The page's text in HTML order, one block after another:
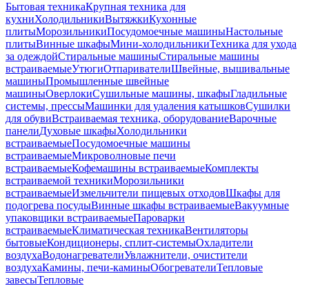
Бытовая техникаКрупная техника для
кухниХолодильникиВытяжкиКухонные
плитыМорозильникиПосудомоечные машиныНастольные
плитыВинные шкафыМини-холодильникиТехника для ухода
за одеждойСтиральные машиныСтиральные машины
встраиваемыеУтюгиОтпаривателиШвейные, вышивальные
машиныПромышленные швейные
машиныОверлокиСушильные машины, шкафыГладильные
системы, прессыМашинки для удаления катышковСушилки
для обувиВстраиваемая техника, оборудованиеВарочные
панелиДуховые шкафыХолодильники
встраиваемыеПосудомоечные машины
встраиваемыеМикроволновые печи
встраиваемыеКофемашины встраиваемыеКомплекты
встраиваемой техникиМорозильники
встраиваемыеИзмельчители пищевых отходовШкафы для
подогрева посудыВинные шкафы встраиваемыеВакуумные
упаковщики встраиваемыеПароварки
встраиваемыеКлиматическая техникаВентиляторы
бытовыеКондиционеры, сплит-системыОхладители
воздухаВодонагревателиУвлажнители, очистители
воздухаКамины, печи-каминыОбогревателиТепловые
завесыТепловые